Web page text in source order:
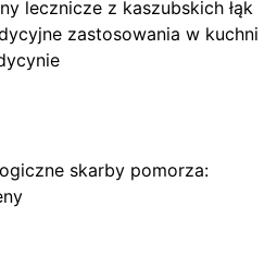
lecznicze z kaszubskich łąk
zastosowania w kuchni
skarby pomorza: